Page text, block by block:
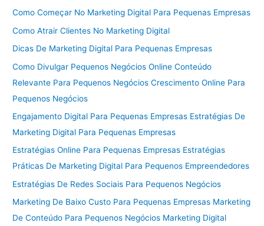
Como Começar No Marketing Digital Para Pequenas Empresas
Como Atrair Clientes No Marketing Digital
Dicas De Marketing Digital Para Pequenas Empresas
Como Divulgar Pequenos Negócios Online Conteúdo
Relevante Para Pequenos Negócios Crescimento Online Para
Pequenos Negócios
Engajamento Digital Para Pequenas Empresas Estratégias De
Marketing Digital Para Pequenas Empresas
Estratégias Online Para Pequenas Empresas Estratégias
Práticas De Marketing Digital Para Pequenos Empreendedores
Estratégias De Redes Sociais Para Pequenos Negócios
Marketing De Baixo Custo Para Pequenas Empresas Marketing
De Conteúdo Para Pequenos Negócios Marketing Digital